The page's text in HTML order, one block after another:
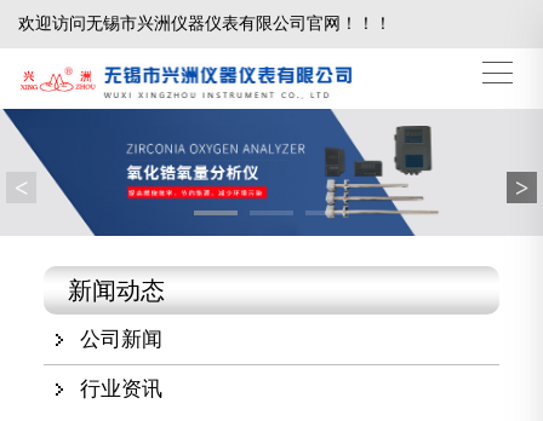
欢迎访问无锡市兴洲仪器仪表有限公司官网！！！
< >
新闻动态
公司新闻
行业资讯